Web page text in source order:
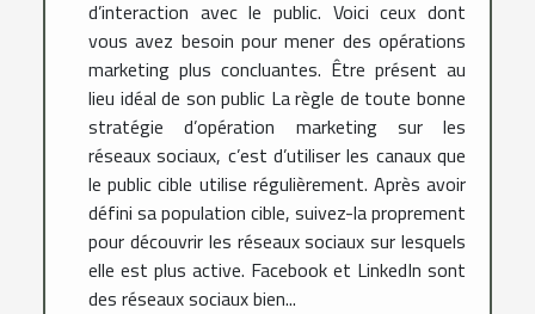
d’interaction avec le public. Voici ceux dont
vous avez besoin pour mener des opérations
marketing plus concluantes. Être présent au
lieu idéal de son public La règle de toute bonne
stratégie d’opération marketing sur les
réseaux sociaux, c’est d’utiliser les canaux que
le public cible utilise régulièrement. Après avoir
défini sa population cible, suivez-la proprement
pour découvrir les réseaux sociaux sur lesquels
elle est plus active. Facebook et LinkedIn sont
des réseaux sociaux bien...